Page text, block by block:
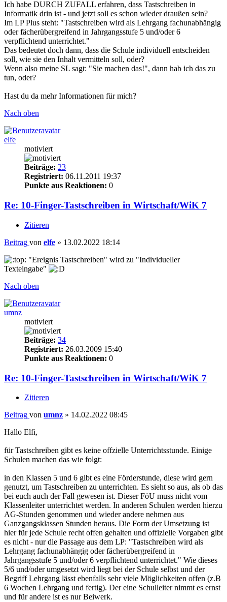
Ich habe DURCH ZUFALL erfahren, dass Tastschreiben in
Informatik drin ist - und jetzt soll es schon wieder draußen sein?
Im LP Plus steht: "Tastschreiben wird als Lehrgang fachunabhängig
oder fächerübergreifend in Jahrgangsstufe 5 und/oder 6
verpflichtend unterrichtet."
Das bedeutet doch dann, dass die Schule individuell entscheiden
soll, wie sie den Inhalt vermitteln soll, oder?
Wenn also meine SL sagt: "Sie machen das!", dann hab ich das zu
tun, oder?
Hast du da mehr Informationen für mich?
Nach oben
elfe
motiviert
Beiträge: 23
Registriert: 06.11.2011 19:37
Punkte aus Reaktionen: 0
Re: 10-Finger-Tastschreiben in Wirtschaft/WiK 7
Zitieren
Beitrag von elfe » 13.02.2022 18:14
"Ereignis Tastschreiben" wird zu "Individueller
Texteingabe"
Nach oben
umnz
motiviert
Beiträge: 34
Registriert: 26.03.2009 15:40
Punkte aus Reaktionen: 0
Re: 10-Finger-Tastschreiben in Wirtschaft/WiK 7
Zitieren
Beitrag von umnz » 14.02.2022 08:45
Hallo Elfi,
für Tastschreiben gibt es keine offzielle Unterrichtsstunde. Einige
Schulen machen das wie folgt:
in den Klassen 5 und 6 gibt es eine Förderstunde, diese wird gern
genutzt, um Tastschreiben zu unterrichten. Es sieht so aus, als ob das
bei euch auch der Fall gewesen ist. Dieser FöU muss nicht vom
Klassenleiter unterrichtet werden. In anderen Schulen werden hierzu
AG-Stunden genommen und wieder andere nehmen aus
Ganzgangsklassen Stunden heraus. Die Form der Umsetzung ist
hier für jede Schule recht offen gehalten und offizielle Vorgaben gibt
es nicht - nur die Passage aus dem LP: "Tastschreiben wird als
Lehrgang fachunabhängig oder fächerübergreifend in
Jahrgangsstufe 5 und/oder 6 verpflichtend unterrichtet." Wie dieses
5/6 und/oder umgesetzt wird liegt bei der Schule selbst und der
Begriff Lehrgang lässt ebenfalls sehr viele Möglichkeiten offen (z.B
6 Wochen Lehrgang und fertig). Der eine Schulleiter nimmt es ernst
und für andere ist es nur Beiwerk.